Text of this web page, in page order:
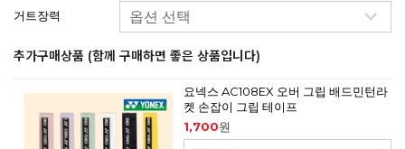
거트장력
추가구매상품 (함께 구매하면 좋은 상품입니다)
요넥스 AC108EX 오버 그립 배드민턴라
켓 손잡이 그립 테이프
1,700원